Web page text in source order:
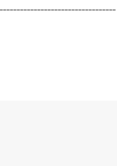
ช่วยช้าง